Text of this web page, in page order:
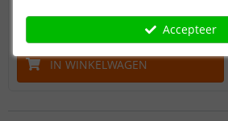
OP VOORRAAD 14,95
IN WINKELWAGEN
Accepteer